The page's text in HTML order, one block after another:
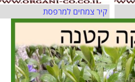
קיר צמחים למרפסת